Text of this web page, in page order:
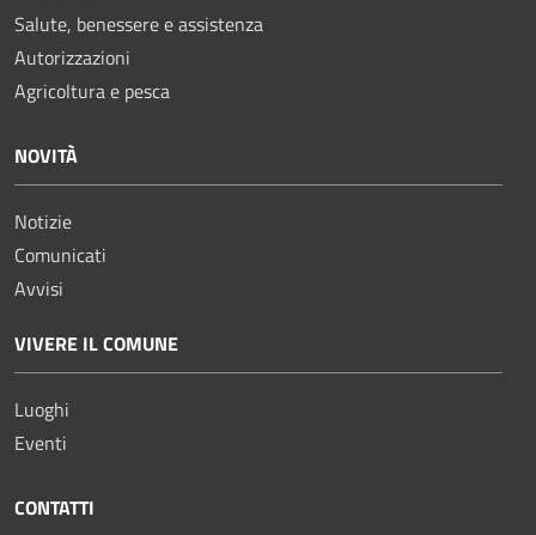
Salute, benessere e assistenza
Autorizzazioni
Agricoltura e pesca
NOVITÀ
Notizie
Comunicati
Avvisi
VIVERE IL COMUNE
Luoghi
Eventi
CONTATTI